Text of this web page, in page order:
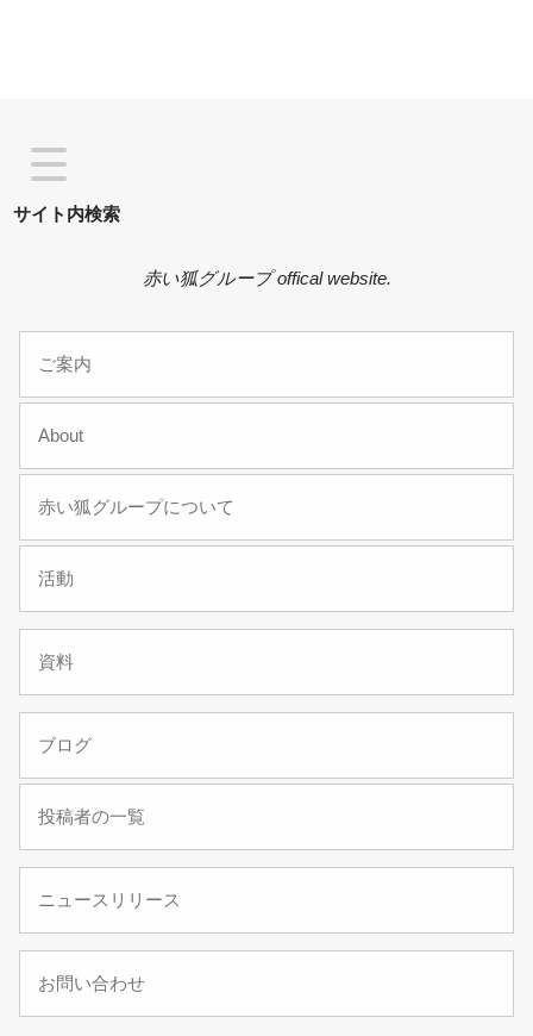
サイト内検索
赤い狐グループ offical website.
ご案内
About
赤い狐グループについて
活動
資料
ブログ
投稿者の一覧
ニュースリリース
お問い合わせ